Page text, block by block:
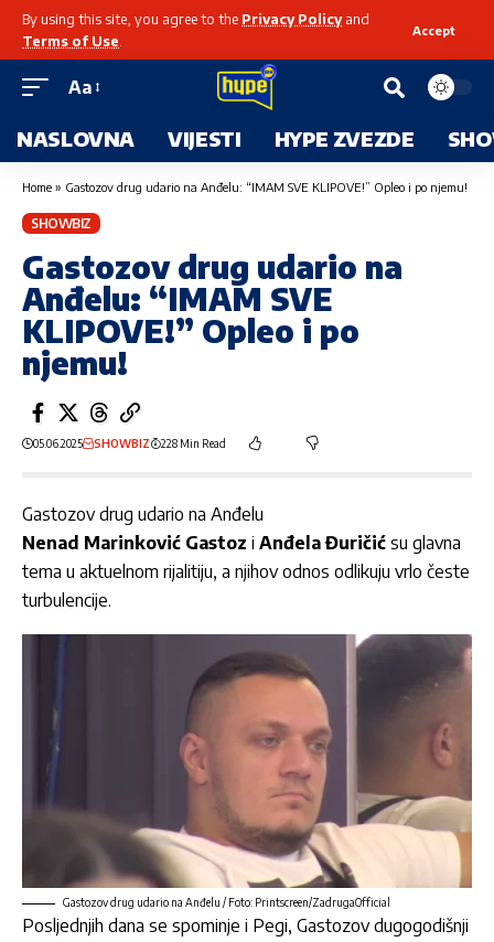
By using this site, you agree to the Privacy Policyand
Terms of Use
Accept
Aa
NASLOVNA VIJESTI HYPE ZVEZDE
Home » Gastozov drug udario na Anđelu: “IMAM SVE KLIPOVE!” Opleo i po njemu!
SHOWBIZ
Gastozov drug udario na
Anđelu: “IMAM SVE
KLIPOVE!” Opleo i po
njemu!
05.06.2025 SHOWBIZ 228 Min Read
Gastozov drug udario na Anđelu
Nenad Marinković Gastoz i Anđela Đuričić su glavna
tema u aktuelnom rijalitiju, a njihov odnos odlikuju vrlo česte
turbulencije.
Gastozov drug udario na Anđelu / Foto: Printscreen/ZadrugaOfficial
Posljednjih dana se spominje i Pegi, Gastozov dugogodišnji